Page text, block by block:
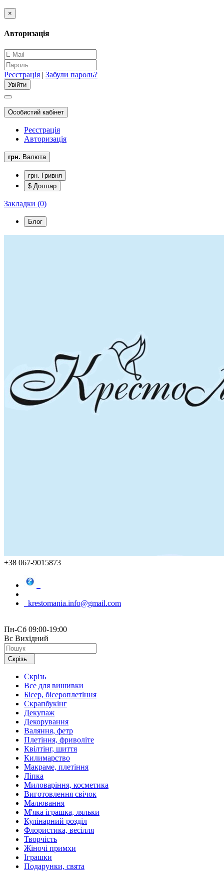
×
Авторизація
Реєстрація | Забули пароль?
Особистий кабінет
Реєстрація
Авторизація
грн. Валюта
грн. Гривня
$ Доллар
Закладки (0)
Блог
+38 067-9015873
krestomania.info@gmail.com
Пн-Сб 09:00-19:00
Вс Вихідний
Скрізь
Скрізь
Все для вишивки
Бісер, бісероплетіння
Скрапбукінг
Декупаж
Декорування
Валяння, фетр
Плетіння, фриволіте
Квілтінг, шиття
Килимарство
Макраме, плетіння
Ліпка
Миловаріння, косметика
Виготовлення свічок
Малювання
М'яка іграшка, ляльки
Кулінарний розділ
Флористика, весілля
Творчість
Жіночі примхи
Іграшки
Подарунки, свята